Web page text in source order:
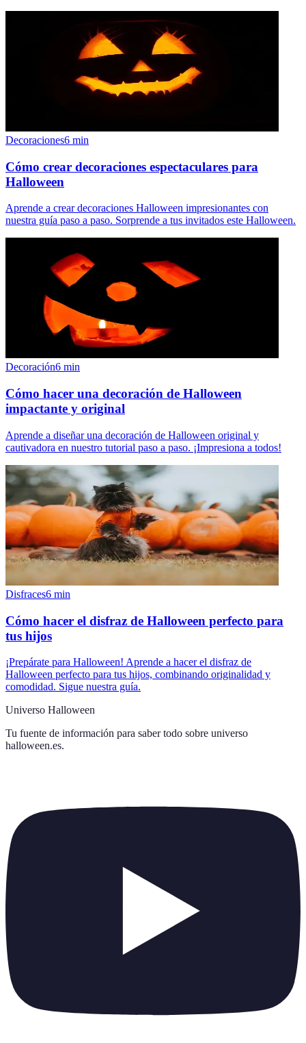
Decoraciones6 min
Cómo crear decoraciones espectaculares para
Halloween
Aprende a crear decoraciones Halloween impresionantes con
nuestra guía paso a paso. Sorprende a tus invitados este Halloween.
Decoración6 min
Cómo hacer una decoración de Halloween
impactante y original
Aprende a diseñar una decoración de Halloween original y
cautivadora en nuestro tutorial paso a paso. ¡Impresiona a todos!
Disfraces6 min
Cómo hacer el disfraz de Halloween perfecto para
tus hijos
¡Prepárate para Halloween! Aprende a hacer el disfraz de
Halloween perfecto para tus hijos, combinando originalidad y
comodidad. Sigue nuestra guía.
Universo Halloween
Tu fuente de información para saber todo sobre universo
halloween.es.